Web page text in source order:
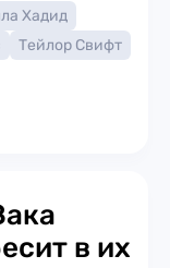
Хадид
Тейлор Свифт
в их